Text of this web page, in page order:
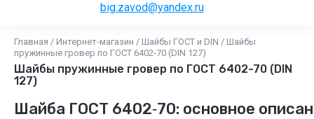
big.zavod@yandex.ru
Главная / Интернет-магазин / Шайбы ГОСТ и DIN / Шайбы
пружинные гровер по ГОСТ 6402-70 (DIN 127)
Шайбы пружинные гровер по ГОСТ 6402-70 (DIN
127)
Шайба ГОСТ 6402‑70: основное